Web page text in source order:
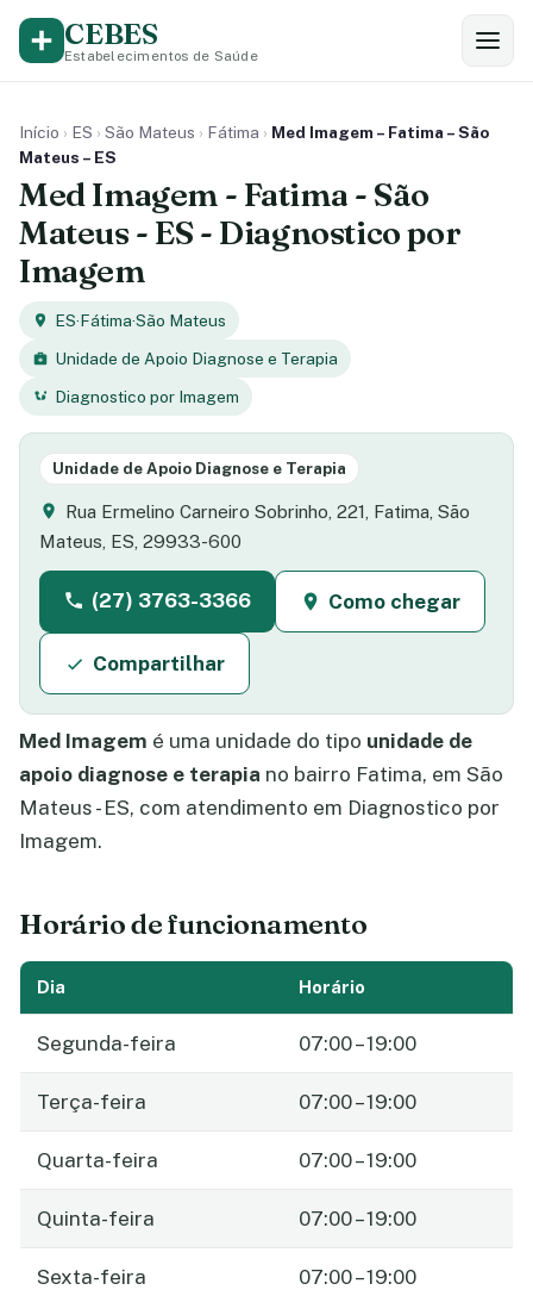
CEBES
Estabelecimentos de Saúde
Início › ES › São Mateus › Fátima › Med Imagem – Fatima – São
Mateus – ES
Med Imagem - Fatima - São
Mateus - ES - Diagnostico por
Imagem
ES·Fátima·São Mateus
Unidade de Apoio Diagnose e Terapia
Diagnostico por Imagem
Unidade de Apoio Diagnose e Terapia
Rua Ermelino Carneiro Sobrinho, 221, Fatima, São
Mateus, ES, 29933-600
(27) 3763-3366 Como chegar
Compartilhar
Med Imagem é uma unidade do tipo unidade de
apoio diagnose e terapia no bairro Fatima, em São
Mateus - ES, com atendimento em Diagnostico por
Imagem.
Horário de funcionamento
Dia Horário
Segunda-feira 07:00 – 19:00
Terça-feira 07:00 – 19:00
Quarta-feira 07:00 – 19:00
Quinta-feira 07:00 – 19:00
Sexta-feira 07:00 – 19:00